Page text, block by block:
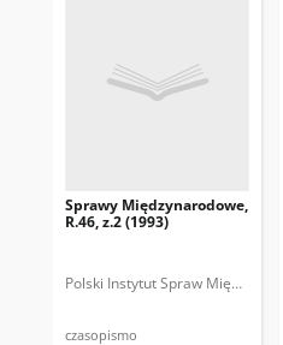
Sprawy Międzynarodowe,
R.46, z.2 (1993)
Polski Instytut Spraw
czasopismo